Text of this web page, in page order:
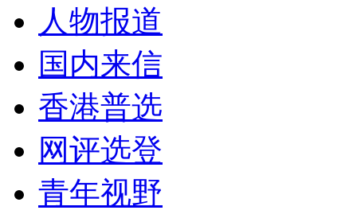
人物报道
国内来信
香港普选
网评选登
青年视野